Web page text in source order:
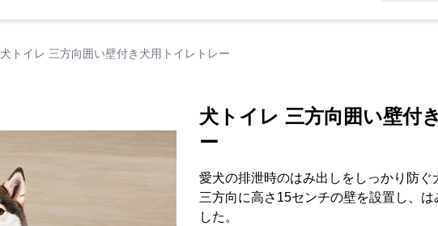
犬トイレ 三方向囲い壁付き犬用トイレトレー
犬トイレ 三方向囲い壁付
ー
愛犬の排泄時のはみ出しをしっかり防ぐ
三方向に高さ15センチの壁を設置し、
した。